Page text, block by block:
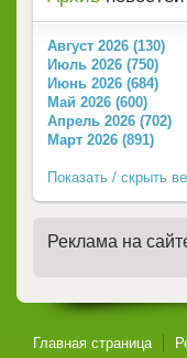
Август 2026 (130)
Июль 2026 (750)
Июнь 2026 (684)
Май 2026 (600)
Апрель 2026 (702)
Март 2026 (891)
Показать / скрыть
Реклама на
Главная страница